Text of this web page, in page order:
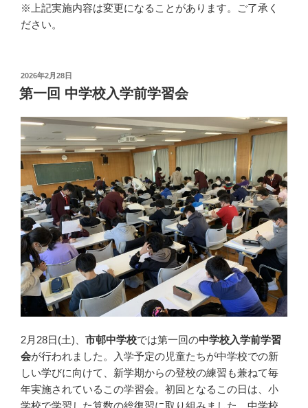
※上記実施内容は変更になることがあります。ご了承く
ださい。
投
稿
日:
2026年2月28日
第一回 中学校入学前学習会
2月28日(土)、 市邨中学校では第一回の中学校入学前学習
会が行われました。入学予定の児童たちが中学校での新
しい学びに向けて、新学期からの登校の練習も兼ねて毎
年実施されているこの学習会。初回となるこの日は、小
学校で学習した算数の総復習に取り組みました。中学校